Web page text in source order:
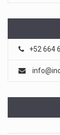
+52 664